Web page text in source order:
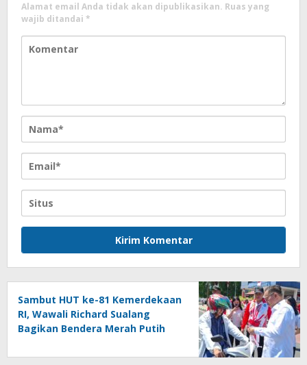
Alamat email Anda tidak akan dipublikasikan. Ruas yang
wajib ditandai *
Sambut HUT ke-81 Kemerdekaan
RI, Wawali Richard Sualang
Bagikan Bendera Merah Putih